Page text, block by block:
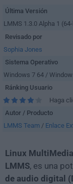
Última Versión
LMMS 1.3.0 Alpha 1
Revisado por
Sophia Jones
Sistema Operativo
Windows 7 64 /
Ránking Usuario
Haga
Autor / Producto
LMMS Team / Enlace
Linux
LMMS, es una
de audio digital